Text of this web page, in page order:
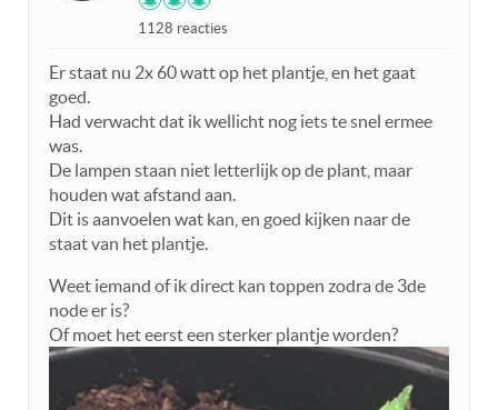
1128 reacties
Er staat nu 2x 60 watt op het plantje, en het gaat
goed.
Had verwacht dat ik wellicht nog iets te snel ermee
was.
De lampen staan niet letterlijk op de plant, maar
houden wat afstand aan.
Dit is aanvoelen wat kan, en goed kijken naar de
staat van het plantje.
Weet iemand of ik direct kan toppen zodra de 3de
node er is?
Of moet het eerst een sterker plantje worden?